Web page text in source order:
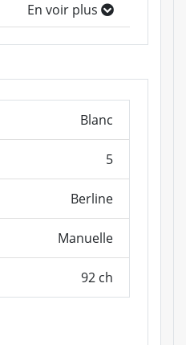
En voir plus
Blanc
5
Berline
Manuelle
92 ch